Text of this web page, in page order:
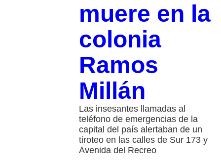
muere en la
colonia
Ramos
Millán
Las insesantes llamadas al
teléfono de emergencias de la
capital del país alertaban de un
tiroteo en las calles de Sur 173 y
Avenida del Recreo